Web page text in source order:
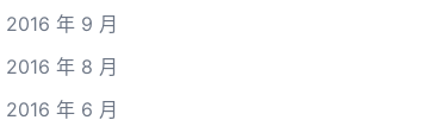
2016 年 9 月
2016 年 8 月
2016 年 6 月